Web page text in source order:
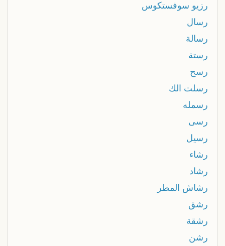
رزيو سوفستكوس
رسال
رسالة
رستة
رسح
رسلت الك
رسمله
رسى
رسيل
رشاء
رشاد
رشاش المطر
رشق
رشقة
رشن